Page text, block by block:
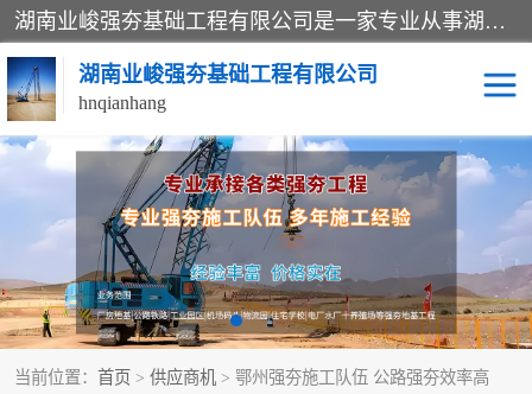
湖南业峻强夯基础工程有限公司是一家专业从事湖南强夯基础工程、强夯机租赁，地基处理的施工单位。业务覆盖：湖南、广东，江西等地。可承接1000KN.m-25000KN.m强夯（置换）工程。公司创始人是国内较早期从事强夯施工的建设者，经过多年的一步一个脚印的发展，在行业内具有较高的度和良好的口碑。
湖南业峻强夯基础工程有限公司
hnqianhang
当前位置： 首页 > 供应商机 > 鄂州强夯施工队伍 公路强夯效率高
强夯施工案例 强夯机租赁
强夯施工工程 强夯施工队伍
强夯队伍